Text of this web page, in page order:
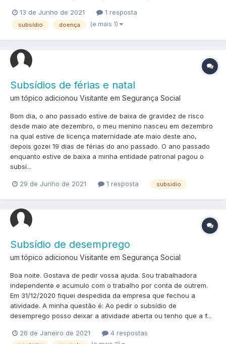
13 de Junho de 2021 1 resposta
subsídio doença (e mais 1)
Subsídios de férias e natal
um tópico adicionou Visitante em Segurança Social
Bom dia, o ano passado estive de baixa de gravidez de risco
desde maio ate dezembro, o meu menino nasceu em dezembro
na qual estive de licença maternidade ate maio deste ano,
depois gozei 19 dias de férias do ano passado. O ano passado
enquanto estive de baixa a minha entidade patronal pagou o
subsí...
29 de Junho de 2021 1 resposta subsidio
Subsídio de desemprego
um tópico adicionou Visitante em Segurança Social
Boa noite. Gostava de pedir vossa ajuda. Sou trabalhadora
independente e acumulo com o trabalho por conta de outrem.
Em 31/12/2020 fiquei despedida da empresa que fechou a
atividade. A minha questão é: Ao pedir o subsídio de
desemprego posso deixar a atividade aberta ou tenho que a f...
26 de Janeiro de 2021 4 respostas